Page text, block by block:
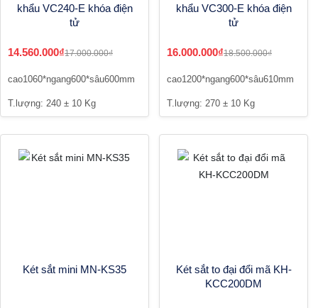
khẩu VC240-E khóa điện
tử
14.560.000₫17.000.000₫
cao1060*ngang600*sâu600mm
T.lượng: 240 ± 10 Kg
khẩu VC300-E khóa điện
tử
16.000.000₫18.500.000₫
cao1200*ngang600*sâu610mm
T.lượng: 270 ± 10 Kg
Két sắt mini MN-KS35
Két sắt to đại đổi mã KH-
KCC200DM